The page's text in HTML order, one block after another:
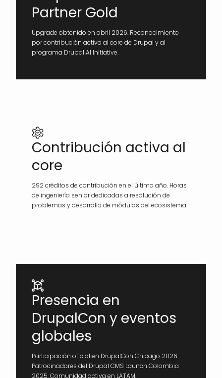
Partner Gold
Upgrade obtenido en abril 2026. Reconocimiento
por contribución activa al core de Drupal y al
programa Drupal AI Initiative.
Contribución activa al
core
292 créditos de contribución en el último año. Horas
de ingeniería senior dedicadas a resolución de
problemas y desarrollo de módulos del ecosistema.
Presencia en
DrupalCon y eventos
globales
Participación oficial en DrupalCon Chicago 2026.
Patrocinadores del Drupal CMS Launch Colombia
2025. Comunidad activa en LATAM.